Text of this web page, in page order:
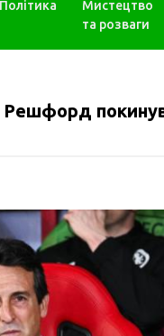
Політика
Мистецтво
та розваги
Решфорд